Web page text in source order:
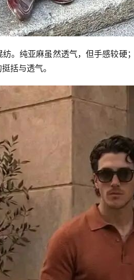
。纯亚麻虽然透气，但手感较
括与透气。